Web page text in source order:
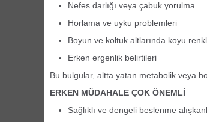
Nefes darlığı veya çabuk yorulma
Horlama ve uyku problemleri
Boyun ve koltuk altlarında koyu
Erken ergenlik belirtileri
Bu bulgular, altta yatan metabolik veya
ERKEN MÜDAHALE ÇOK ÖNEMLİ
Sağlıklı ve dengeli beslenme